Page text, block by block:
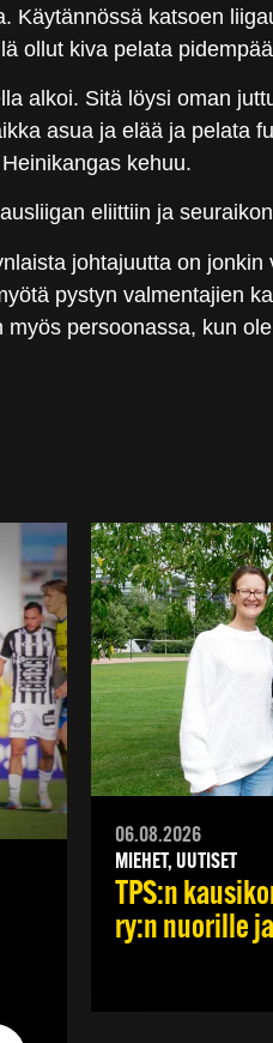
Käytännössä katsoen
ollut kiva pelata
alkoi. Sitä löysi oman
asua ja elää ja pelata
kehuu.
eliittiin ja
johtajuutta on
pystyn valmentajien
persoonassa, kun
06.08.2026
MIEHET, UUTISET
TPS:n
ry:n nuorille